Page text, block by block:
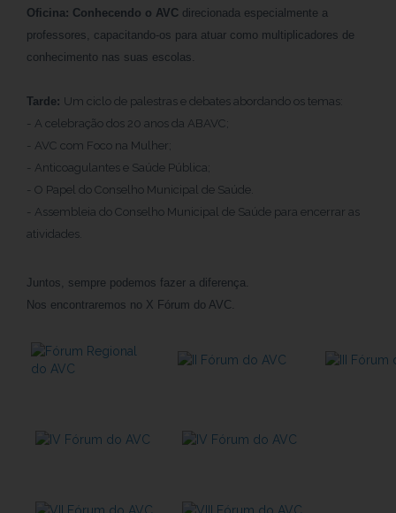
Oficina: Conhecendo o AVC direcionada especialmente a
professores, capacitando-os para atuar como multiplicadores de
conhecimento nas suas escolas.
Tarde: Um ciclo de palestras e debates abordando os temas:
- A celebração dos 20 anos da ABAVC;
- AVC com Foco na Mulher;
- Anticoagulantes e Saúde Pública;
- O Papel do Conselho Municipal de Saúde.
- Assembleia do Conselho Municipal de Saúde para encerrar as
atividades.
Juntos, sempre podemos fazer a diferença.
Nos encontraremos no X Fórum do AVC.